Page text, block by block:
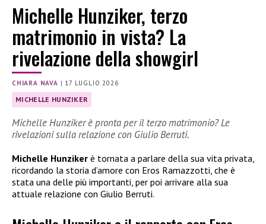
Michelle Hunziker, terzo
matrimonio in vista? La
rivelazione della showgirl
CHIARA NAVA | 17 LUGLIO 2026
MICHELLE HUNZIKER
Michelle Hunziker è pronta per il terzo matrimonio? Le
rivelazioni sulla relazione con Giulio Berruti.
Michelle Hunziker è tornata a parlare della sua vita privata,
ricordando la storia d’amore con Eros Ramazzotti, che è
stata una delle più importanti, per poi arrivare alla sua
attuale relazione con Giulio Berruti.